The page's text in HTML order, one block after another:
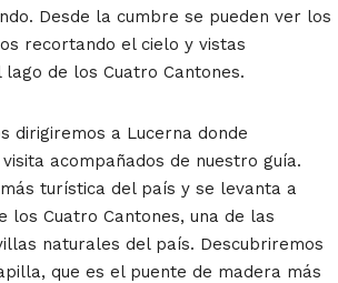
Desde la cumbre se pueden ver los
recortando el cielo y vistas
de los Cuatro Cantones.
dirigiremos a Lucerna donde
acompañados de nuestro guía.
turística del país y se levanta a
los Cuatro Cantones, una de las
naturales del país. Descubriremos
que es el puente de madera más